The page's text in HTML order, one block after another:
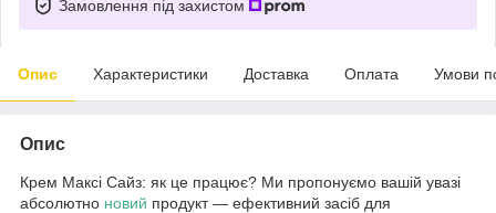
Замовлення під захистом
Опис Характеристики Доставка Оплата Умови
Опис
Крем Максі Сайз: як це працює? Ми пропонуємо вашій увазі
абсолютно новий продукт — ефективний засіб для